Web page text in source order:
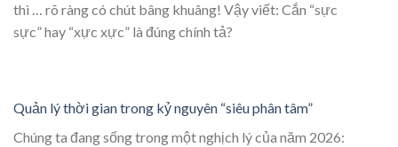
thì … rõ ràng có chút bâng khuâng! Vậy viết: Cắn “sực
sực” hay “xực xực” là đúng chính tả?
Quản lý thời gian trong kỷ nguyên “siêu phân tâm”
Chúng ta đang sống trong một nghịch lý của năm 2026: